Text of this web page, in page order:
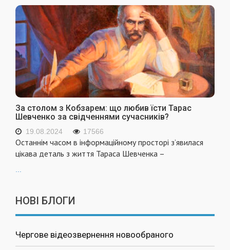
За столом з Кобзарем: що любив їсти Тарас
Шевченко за свідченнями сучасників?
19.08.2024 17566
Останнім часом в інформаційному просторі з’явилася
цікава деталь з життя Тараса Шевченка –
НОВІ БЛОГИ
Чергове відеозвернення новообраного